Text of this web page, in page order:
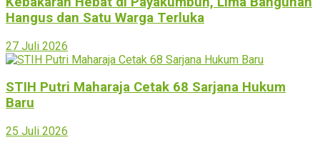
Hangus dan Satu Warga Terluka
27 Juli 2026
STIH Putri Maharaja Cetak 68 Sarjana Hukum
Baru
25 Juli 2026